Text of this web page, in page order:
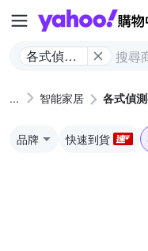
各式偵測
鈴 智能家居 各式偵
品牌 快速到貨